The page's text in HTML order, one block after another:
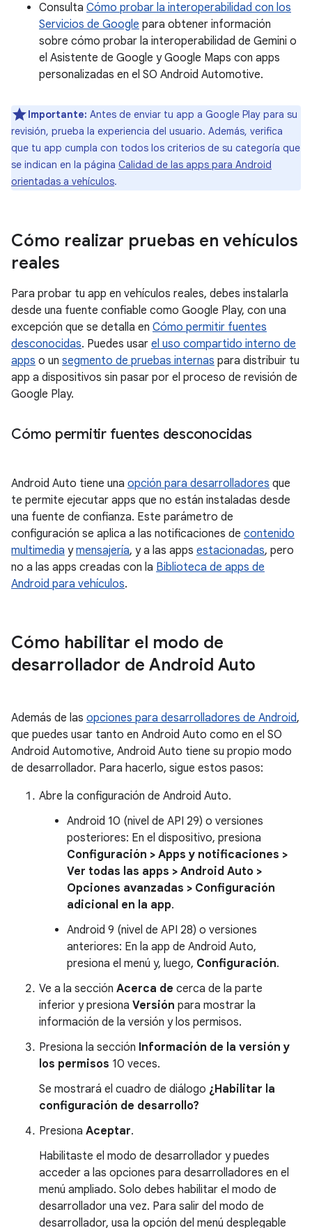
Consulta Cómo probar la interoperabilidad con los
Servicios de Google para obtener información
sobre cómo probar la interoperabilidad de Gemini o
el Asistente de Google y Google Maps con apps
personalizadas en el SO Android Automotive.
Importante: Antes de enviar tu app a Google Play para su
revisión, prueba la experiencia del usuario. Además, verifica
que tu app cumpla con todos los criterios de su categoría que
se indican en la página Calidad de las apps para Android
orientadas a vehículos.
Cómo realizar pruebas en vehículos
reales
Para probar tu app en vehículos reales, debes instalarla
desde una fuente confiable como Google Play, con una
excepción que se detalla en Cómo permitir fuentes
desconocidas. Puedes usar el uso compartido interno de
apps o un segmento de pruebas internas para distribuir tu
app a dispositivos sin pasar por el proceso de revisión de
Google Play.
Cómo permitir fuentes desconocidas
Android Auto tiene una opción para desarrolladores que
te permite ejecutar apps que no están instaladas desde
una fuente de confianza. Este parámetro de
configuración se aplica a las notificaciones de contenido
multimedia ymensajería, y a las apps estacionadas, pero
no a las apps creadas con la Biblioteca de apps de
Android para vehículos.
Cómo habilitar el modo de
desarrollador de Android Auto
Además de las opciones para desarrolladores de Android,
que puedes usar tanto en Android Auto como en el SO
Android Automotive, Android Auto tiene su propio modo
de desarrollador. Para hacerlo, sigue estos pasos:
Abre la configuración de Android Auto.
Android 10 (nivel de API 29) o versiones
posteriores: En el dispositivo, presiona
Configuración > Apps y notificaciones >
Ver todas las apps > Android Auto >
Opciones avanzadas > Configuración
adicional en la app.
Android 9 (nivel de API 28) o versiones
anteriores: En la app de Android Auto,
presiona el menú y, luego, Configuración.
Ve a la sección Acerca de cerca de la parte
inferior y presiona Versión para mostrar la
información de la versión y los permisos.
Presiona la sección Información de la versión y
los permisos 10 veces.
Se mostrará el cuadro de diálogo ¿Habilitar la
configuración de desarrollo?
Presiona Aceptar.
Habilitaste el modo de desarrollador y puedes
acceder a las opciones para desarrolladores en el
menú ampliado. Solo debes habilitar el modo de
desarrollador una vez. Para salir del modo de
desarrollador, usa la opción del menú desplegable